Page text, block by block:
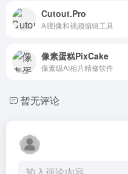
Cutout.Pro
AI图像和视频编辑工具
像素蛋糕PixCake
像素级AI相片精修软件
暂无评论